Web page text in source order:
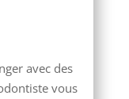
avec des
vous